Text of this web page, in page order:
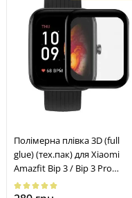
Полімерна плівка 3D (full
glue) (тех.пак) для Xiaomi
Amazfit Bip 3 / Bip 3 Pro
Чорний